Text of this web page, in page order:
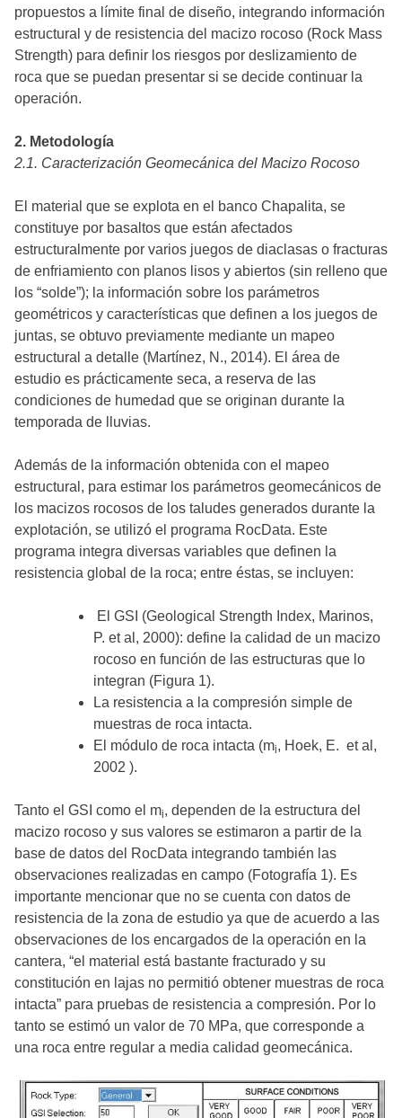
propuestos a límite final de diseño, integrando información
estructural y de resistencia del macizo rocoso (Rock Mass
Strength) para definir los riesgos por deslizamiento de
roca que se puedan presentar si se decide continuar la
operación.
2. Metodología
2.1. Caracterización Geomecánica del Macizo Rocoso
El material que se explota en el banco Chapalita, se
constituye por basaltos que están afectados
estructuralmente por varios juegos de diaclasas o fracturas
de enfriamiento con planos lisos y abiertos (sin relleno que
los “solde”); la información sobre los parámetros
geométricos y características que definen a los juegos de
juntas, se obtuvo previamente mediante un mapeo
estructural a detalle (Martínez, N., 2014). El área de
estudio es prácticamente seca, a reserva de las
condiciones de humedad que se originan durante la
temporada de lluvias.
Además de la información obtenida con el mapeo
estructural, para estimar los parámetros geomecánicos de
los macizos rocosos de los taludes generados durante la
explotación, se utilizó el programa RocData. Este
programa integra diversas variables que definen la
resistencia global de la roca; entre éstas, se incluyen:
El GSI (Geological Strength Index, Marinos,
P. et al, 2000): define la calidad de un macizo
rocoso en función de las estructuras que lo
integran (Figura 1).
La resistencia a la compresión simple de
muestras de roca intacta.
El módulo de roca intacta (mi, Hoek, E. et al,
2002 ).
Tanto el GSI como el mi, dependen de la estructura del
macizo rocoso y sus valores se estimaron a partir de la
base de datos del RocData integrando también las
observaciones realizadas en campo (Fotografía 1). Es
importante mencionar que no se cuenta con datos de
resistencia de la zona de estudio ya que de acuerdo a las
observaciones de los encargados de la operación en la
cantera, “el material está bastante fracturado y su
constitución en lajas no permitió obtener muestras de roca
intacta” para pruebas de resistencia a compresión. Por lo
tanto se estimó un valor de 70 MPa, que corresponde a
una roca entre regular a media calidad geomecánica.